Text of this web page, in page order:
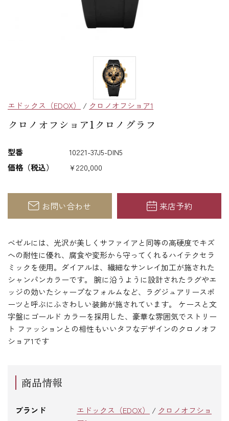
エドックス（EDOX） / クロノオフショア1
クロノオフショア1クロノグラフ
型番
10221-37J5-DIN5
価格（税込）
¥220,000
お問い合わせ 来店予約
ベゼルには、光沢が美しくサファイアと同等の高硬度でキズ
への耐性に優れ、腐食や変形から守ってくれるハイテクセラ
ミックを使用。ダイアルは、繊細なサンレイ加工が施された
シャンパンカラーです。 腕に沿うように設計されたラグやエ
ッジの効いたシャープなフォルムなど、ラグジュアリースポ
ーツと呼ぶにふさわしい装飾が施されています。 ケースと文
字盤にゴールド カラーを採用した、豪華な雰囲気でストリー
ト ファッションとの相性もいいタフなデザインのクロノオフ
ショア1です
商品情報
ブランド エドックス（EDOX） / クロノオフショ